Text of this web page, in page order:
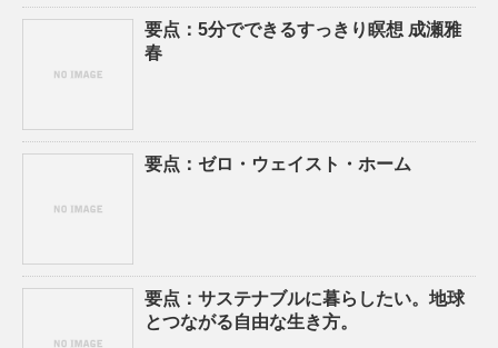
要点：5分でできるすっきり瞑想 成瀬雅
春
要点：ゼロ・ウェイスト・ホーム
要点：サステナブルに暮らしたい。地球
とつながる自由な生き方。